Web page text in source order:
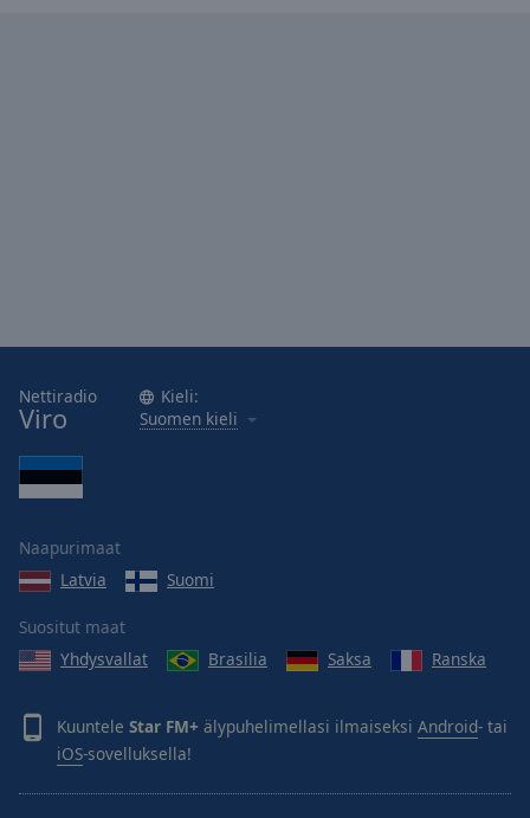
Nettiradio
Viro
Kieli:
Suomen kieli
Naapurimaat
Latvia
Suomi
Suositut maat
Yhdysvallat
Brasilia Saksa Ranska
Kuuntele Star FM+ älypuhelimellasi ilmaiseksi Android- tai
iOS-sovelluksella!